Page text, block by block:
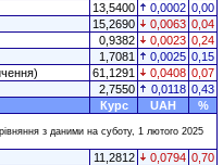
13,5400 0,0002 0,00
15,2690 0,0063 0,04
0,9382 0,0023 0,24
1,7081 0,0025 0,15
61,1291 0,0408 0,07
2,7550 0,0118 0,43
Курс UAH %
з даними на суботу, 1 лютого 2025
11,2812 0,0794 0,70